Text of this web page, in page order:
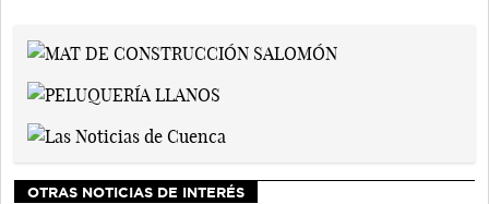
OTRAS NOTICIAS DE INTERÉS